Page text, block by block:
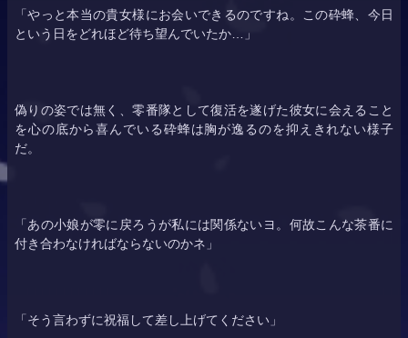
「やっと本当の貴女様にお会いできるのですね。この砕蜂、今日
という日をどれほど待ち望んでいたか…」
偽りの姿では無く、零番隊として復活を遂げた彼女に会えること
を心の底から喜んでいる砕蜂は胸が逸るのを抑えきれない様子
だ。
「あの小娘が零に戻ろうが私には関係ないヨ。何故こんな茶番に
付き合わなければならないのかネ」
「そう言わずに祝福して差し上げてください」